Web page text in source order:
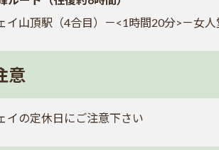
イ山頂駅（4合目）－<1時間20分>－女
意
イの定休日にご注意下さい